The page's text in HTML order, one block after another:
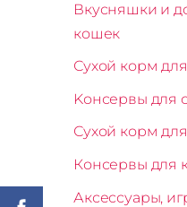
Вкусняшки и
кошек
Сухой корм
Kонсервы для
Сухой корм
Консервы для
Аксессуары,